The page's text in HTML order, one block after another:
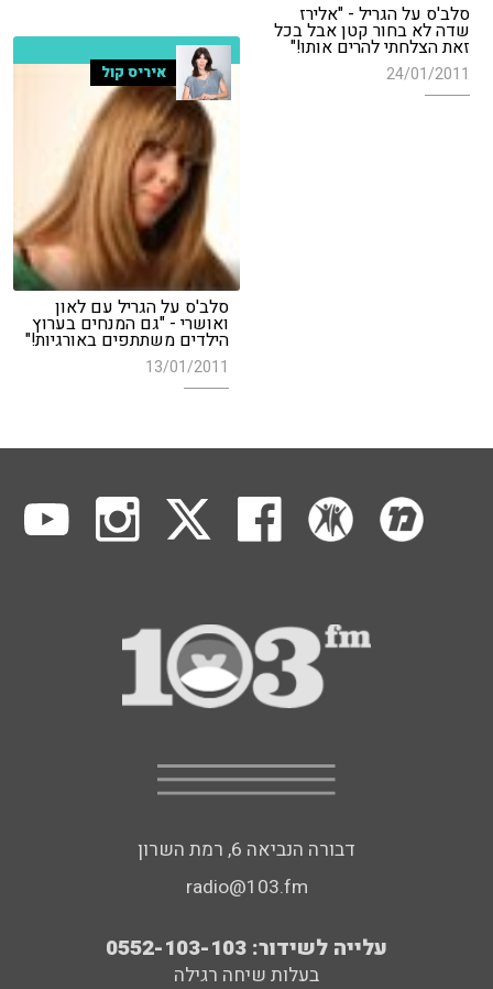
סלב'ס על הגריל - "אלירז
שדה לא בחור קטן אבל בכל
זאת הצלחתי להרים אותו!"
24/01/2011 איריס קול
סלב'ס על הגריל עם לאון
ואושרי - "גם המנחים בערוץ
הילדים משתתפים באורגיות!"
13/01/2011
דבורה הנביאה 6, רמת השרון
radio@103.fm
עלייה לשידור: 0552-103-103
בעלות שיחה רגילה